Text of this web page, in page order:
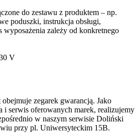
do zestawu z produktem – np.
poduszki, instrukcja obsługi,
wyposażenia zależy od konkretnego
V
zegarek gwarancją. Jako
i serwis oferowanych marek, realizujemy
w naszym serwisie Doliński
przy pl. Uniwersyteckim 15B.